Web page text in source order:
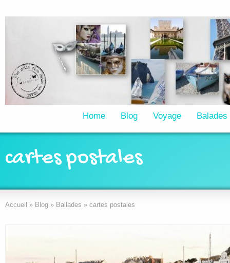
Home Blog Voyage Balades
cartes postales
Accueil » Blog » Ballades » cartes postales